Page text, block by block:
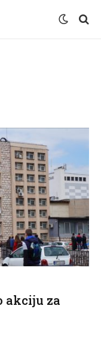
akciju za